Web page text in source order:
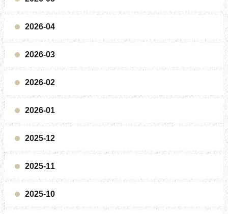
2026-04
2026-03
2026-02
2026-01
2025-12
2025-11
2025-10